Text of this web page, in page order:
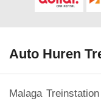
Auto Huren
Malaga